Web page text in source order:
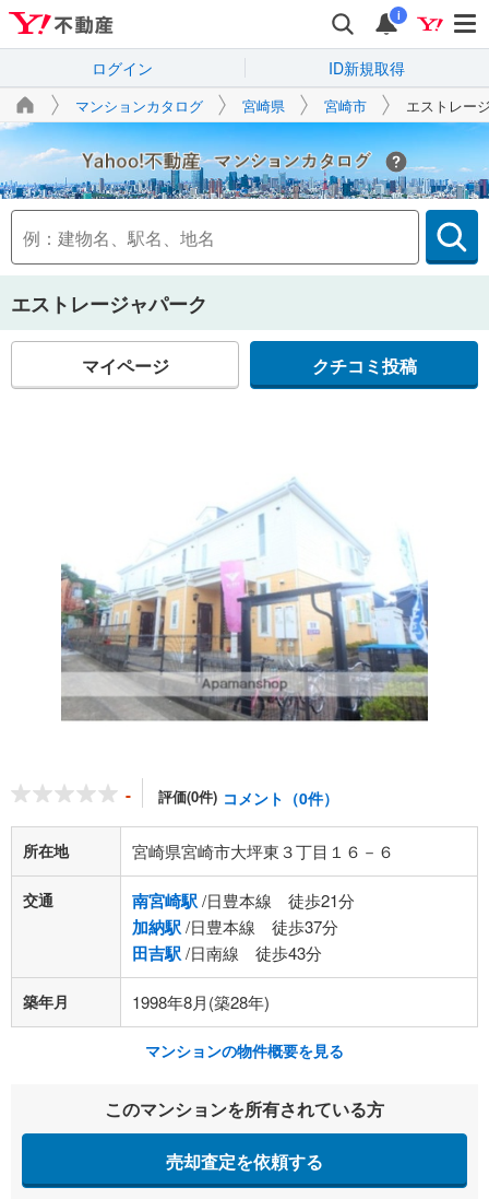
i
ログイン ID新規取得
マンションカタログ 宮崎県 宮崎市 エストレー
Yahoo!不動産
エストレージャパーク
マイページ クチコミ投稿
- 評価(0件) コメント（0件）
所在地 宮崎県宮崎市大坪東３丁目１６－６
交通 南宮崎駅/日豊本線 徒歩21分
加納駅/日豊本線 徒歩37分
田吉駅/日南線 徒歩43分
築年月 1998年8月(築28年)
マンションの物件概要を見る
このマンションを所有されている方
売却査定を依頼する